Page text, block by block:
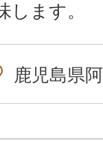
します。
鹿児島県